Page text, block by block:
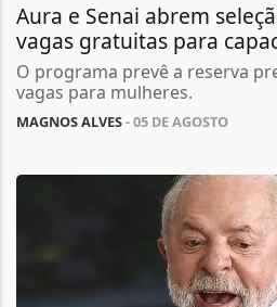
Aura e Senai abrem
vagas gratuitas para
O programa prevê a reserva
vagas para mulheres.
MAGNOS ALVES- 05 DE AGOSTO